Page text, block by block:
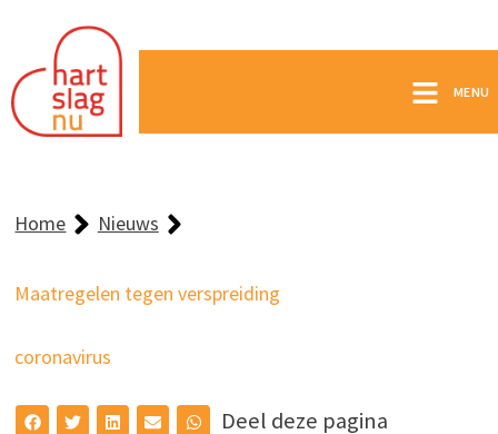
MENU
Home Nieuws
Maatregelen tegen verspreiding
coronavirus
Deel deze pagina